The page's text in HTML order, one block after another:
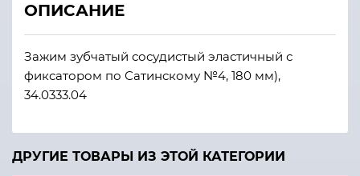
ОПИСАНИЕ
Зажим зубчатый сосудистый эластичный с
фиксатором по Сатинскому №4, 180 мм),
34.0333.04
ДРУГИЕ ТОВАРЫ ИЗ ЭТОЙ КАТЕГОРИИ